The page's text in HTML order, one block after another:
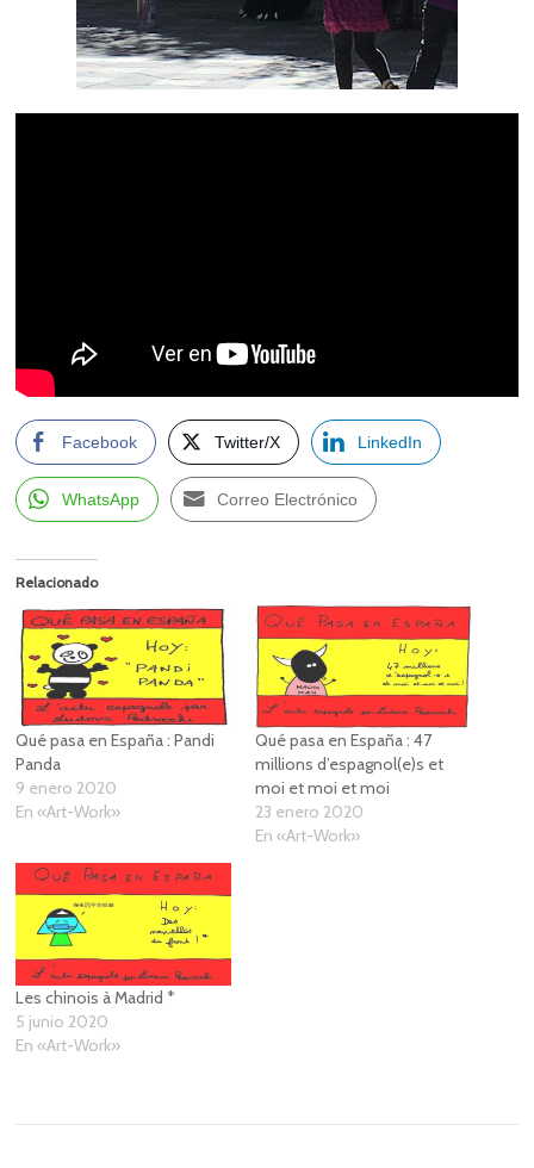
Facebook Twitter/X LinkedIn
WhatsApp Correo Electrónico
Relacionado
Qué pasa en España : Pandi
Panda
9 enero 2020
En «Art-Work»
Qué pasa en España : 47
millions d’espagnol(e)s et
moi et moi et moi
23 enero 2020
En «Art-Work»
Les chinois à Madrid *
5 junio 2020
En «Art-Work»